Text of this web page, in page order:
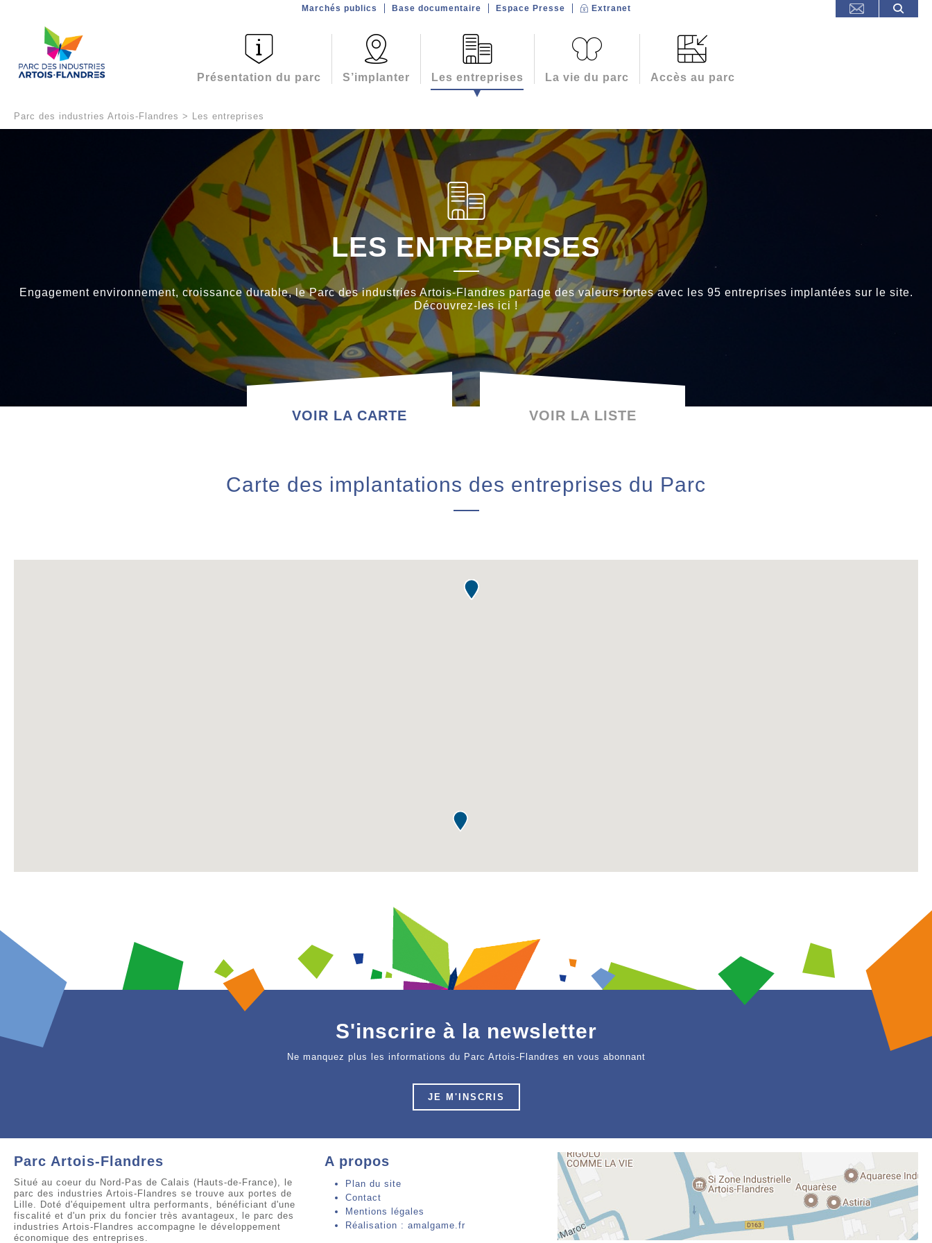
Présentation du parc S’implanter Les entreprises La vie du parc Accès au parc
Marchés publics Base documentaire Espace Presse Extranet
Parc des industries Artois-Flandres > Les entreprises
LES ENTREPRISES
Engagement environnement, croissance durable, le Parc des industries Artois-Flandres partage des valeurs fortes avec les 95 entreprises implantées sur le site.
Découvrez-les ici !
VOIR LA CARTE VOIR LA LISTE
Carte des implantations des entreprises du Parc
S'inscrire à la newsletter
Ne manquez plus les informations du Parc Artois-Flandres en vous abonnant
JE M'INSCRIS
Parc Artois-Flandres
Situé au coeur du Nord-Pas de Calais (Hauts-de-France), le
parc des industries Artois-Flandres se trouve aux portes de
Lille. Doté d'équipement ultra performants, bénéficiant d'une
fiscalité et d'un prix du foncier très avantageux, le parc des
industries Artois-Flandres accompagne le développement
économique des entreprises.
A propos
Plan du site
Contact
Mentions légales
Réalisation : amalgame.fr